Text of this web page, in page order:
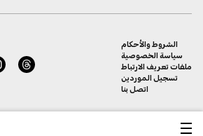
الشروط والأحكام
سياسة الخصوصية
ملفات تعريف الارتباط
تسجيل الموردين
اتصل بنا